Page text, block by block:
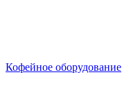
Кофейное оборудование